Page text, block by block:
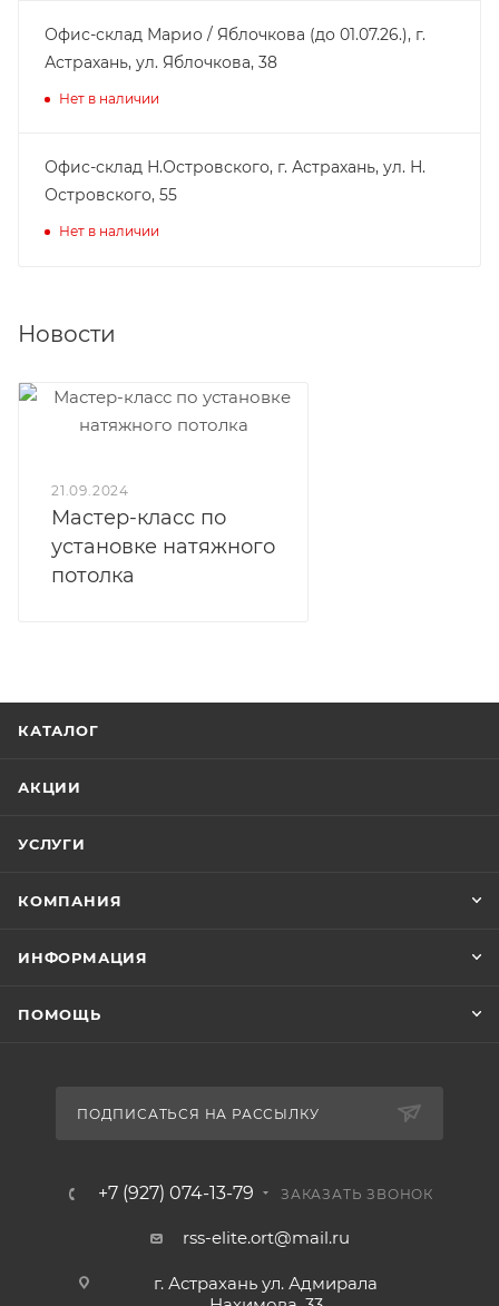
Офис-склад Марио / Яблочкова (до 01.07.26.), г.
Астрахань, ул. Яблочкова, 38
Нет в наличии
Офис-склад Н.Островского, г. Астрахань, ул. Н.
Островского, 55
Нет в наличии
Новости
21.09.2024
Мастер-класс по
установке натяжного
потолка
КАТАЛОГ
АКЦИИ
УСЛУГИ
КОМПАНИЯ
ИНФОРМАЦИЯ
ПОМОЩЬ
ПОДПИСАТЬСЯ НА РАССЫЛКУ
+7 (927) 074-13-79 ЗАКАЗАТЬ ЗВОНОК
rss-elite.ort@mail.ru
г. Астрахань ул. Адмирала